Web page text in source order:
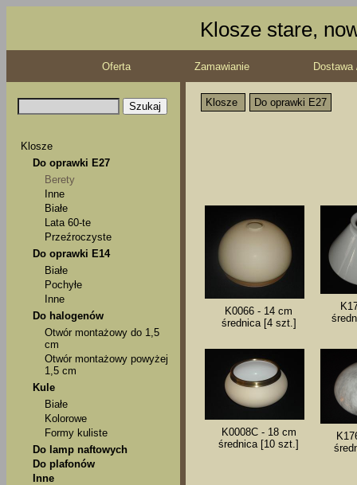
Klosze stare,
Oferta Zamawianie
Klosze
Do oprawki E27
Berety
Inne
Białe
Lata 60-te
Przeźroczyste
Do oprawki E14
Białe
Pochyłe
Inne
Do halogenów
Otwór montażowy do 1,5
cm
Otwór montażowy powyżej
1,5 cm
Kule
Białe
Kolorowe
Formy kuliste
Do lamp naftowych
Do plafonów
Inne
Klosze Do oprawki E27
K0066 - 14 cm
średnica [4 szt.]
K0008C - 18 cm
średnica [10 szt.]